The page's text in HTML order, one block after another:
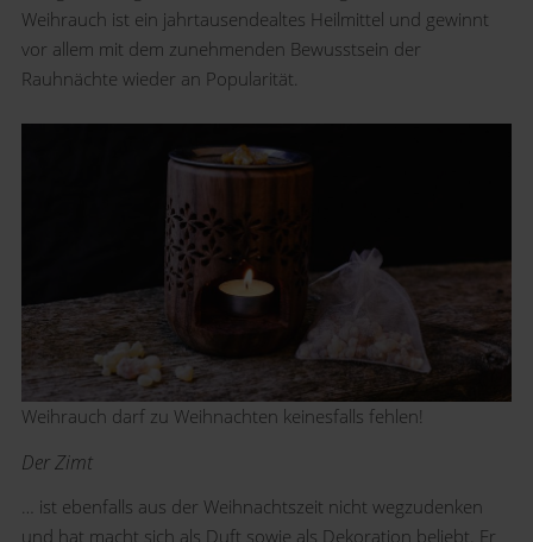
Weihrauch ist ein jahrtausendealtes Heilmittel und gewinnt
vor allem mit dem zunehmenden Bewusstsein der
Rauhnächte wieder an Popularität.
Weihrauch darf zu Weihnachten keinesfalls fehlen!
Der Zimt
… ist ebenfalls aus der Weihnachtszeit nicht wegzudenken
und hat macht sich als Duft sowie als Dekoration beliebt. Er